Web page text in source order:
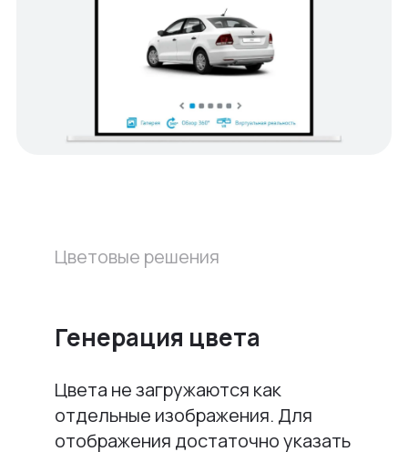
Цветовые решения
Генерация цвета
Цвета не загружаются как
отдельные изображения. Для
отображения достаточно указать